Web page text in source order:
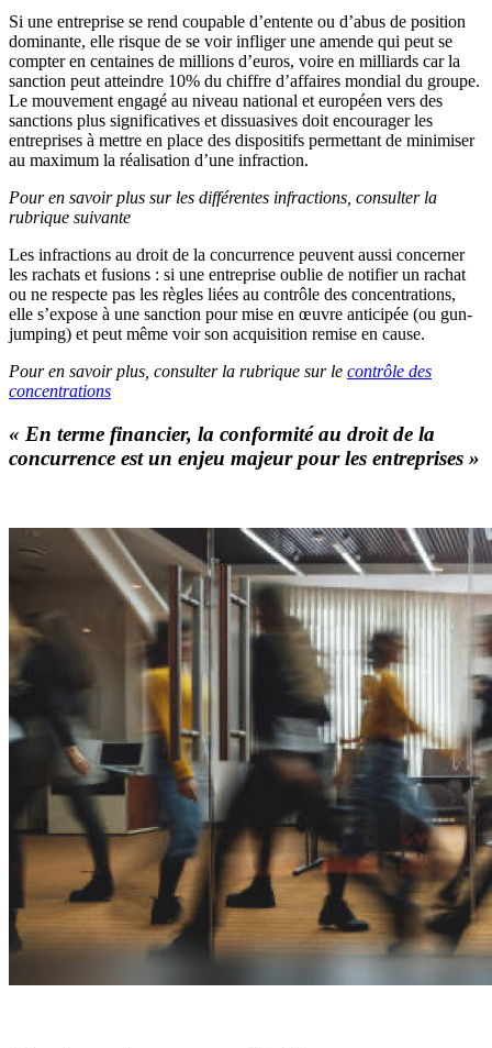
Si une entreprise se rend coupable d’entente ou d’abus de position
dominante, elle risque de se voir infliger une amende qui peut se
compter en centaines de millions d’euros, voire en milliards car la
sanction peut atteindre 10% du chiffre d’affaires mondial du groupe.
Le mouvement engagé au niveau national et européen vers des
sanctions plus significatives et dissuasives doit encourager les
entreprises à mettre en place des dispositifs permettant de minimiser
au maximum la réalisation d’une infraction.
Pour en savoir plus sur les différentes infractions, consulter la
rubrique suivante
Les infractions au droit de la concurrence peuvent aussi concerner
les rachats et fusions : si une entreprise oublie de notifier un rachat
ou ne respecte pas les règles liées au contrôle des concentrations,
elle s’expose à une sanction pour mise en œuvre anticipée (ou gun-
jumping) et peut même voir son acquisition remise en cause.
Pour en savoir plus, consulter la rubrique sur le contrôle des
concentrations
« En terme financier, la conformité au droit de la
concurrence est un enjeu majeur pour les entreprises »